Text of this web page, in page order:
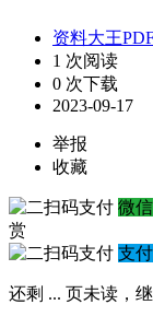
资料大王
1 次阅读
0 次下载
2023-09-17
举报
收藏
微信
赏
支
还剩 ... 页未读，